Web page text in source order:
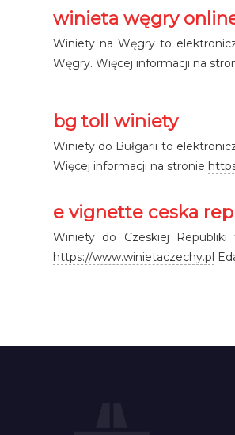
winieta węgry
Winiety na Węgry to
Węgry. Więcej informacji na
bg toll winiety
Winiety do Bułgarii to
Więcej informacji na stronie
e vignette ceska
Winiety do Czeskiej
https://www.winietaczechy.pl